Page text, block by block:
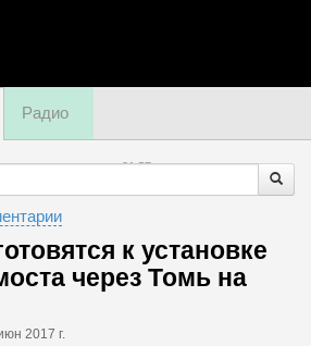
Радио
воскресенье,21:57
к установке
через Томь на
2017 г.